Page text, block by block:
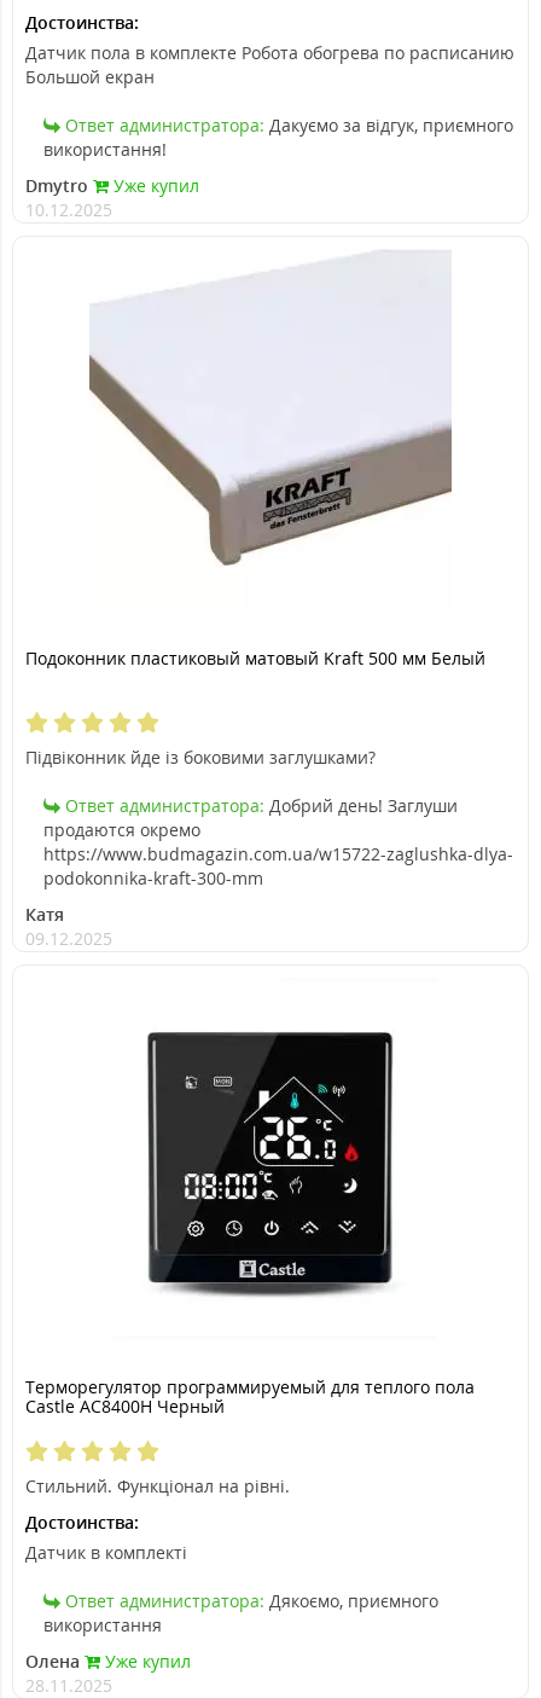
Достоинства:
Датчик пола в комплекте Робота обогрева по расписанию
Большой екран
Ответ администратора: Дакуємо за відгук, приємного
використання!
Dmytro
Уже купил
10.12.2025
Подоконник пластиковый матовый Kraft 500 мм Белый
Підвіконник йде із боковими заглушками?
Ответ администратора: Добрий день! Заглуши
продаются окремо
https://www.budmagazin.com.ua/w15722-zaglushka-dlya-
podokonnika-kraft-300-mm
Катя
09.12.2025
Терморегулятор программируемый для теплого пола
Castle АС8400H Черный
Стильний. Функціонал на рівні.
Достоинства:
Датчик в комплекті
Ответ администратора: Дякоємо, приємного
використання
Олена
Уже купил
28.11.2025